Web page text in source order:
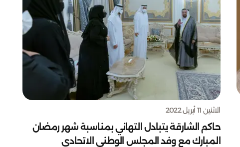
الاثنين 11 أبريل 2022
حاكم الشارقة يتبادل التهاني بمناسبة شهر رمضان
المبارك مع وفد المجلس الوطني الاتحادي